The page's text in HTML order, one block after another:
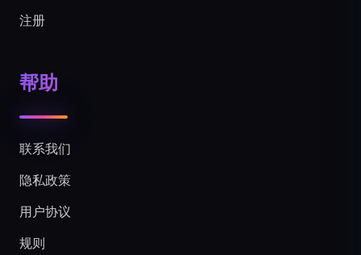
注册
帮助
联系我们
隐私政策
用户协议
规则